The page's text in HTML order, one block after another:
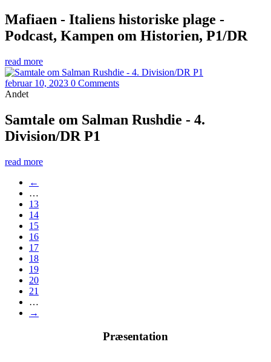
Mafiaen - Italiens historiske plage -
Podcast, Kampen om Historien, P1/DR
read more
februar 10, 2023 0 Comments
Andet
Samtale om Salman Rushdie - 4.
Division/DR P1
read more
←
…
13
14
15
16
17
18
19
20
21
…
→
Præsentation